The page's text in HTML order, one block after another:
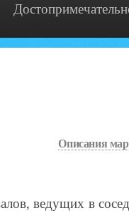
Описания
ведущих в